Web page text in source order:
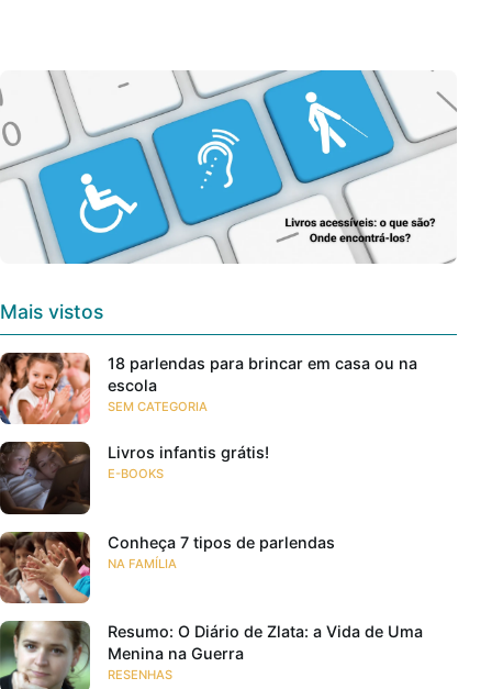
Mais vistos
18 parlendas para brincar em casa ou na
escola
SEM CATEGORIA
Livros infantis grátis!
E-BOOKS
Conheça 7 tipos de parlendas
NA FAMÍLIA
Resumo: O Diário de Zlata: a Vida de Uma
Menina na Guerra
RESENHAS